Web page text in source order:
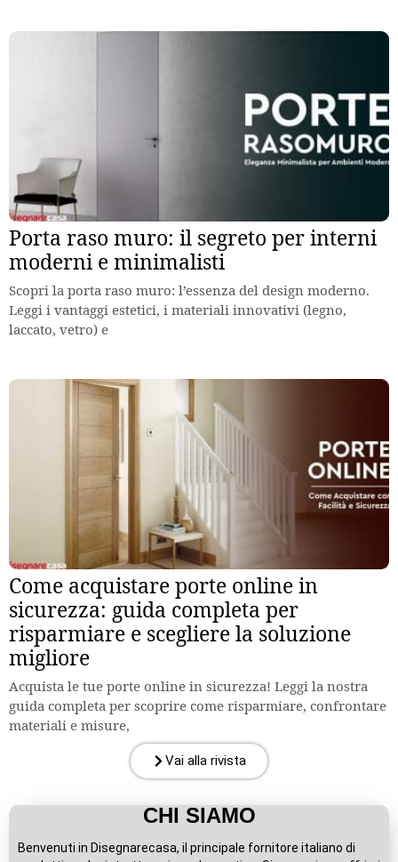
Porta raso muro: il segreto per interni
moderni e minimalisti
Scopri la porta raso muro: l’essenza del design moderno.
Leggi i vantaggi estetici, i materiali innovativi (legno,
laccato, vetro) e
Come acquistare porte online in
sicurezza: guida completa per
risparmiare e scegliere la soluzione
migliore
Acquista le tue porte online in sicurezza! Leggi la nostra
guida completa per scoprire come risparmiare, confrontare
materiali e misure,
Vai alla rivista
CHI SIAMO
Benvenuti in Disegnarecasa, il principale fornitore italiano di